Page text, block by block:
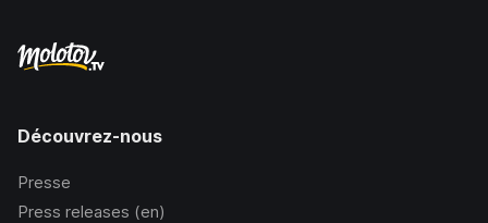
Découvrez-nous
Presse
Press releases (en)